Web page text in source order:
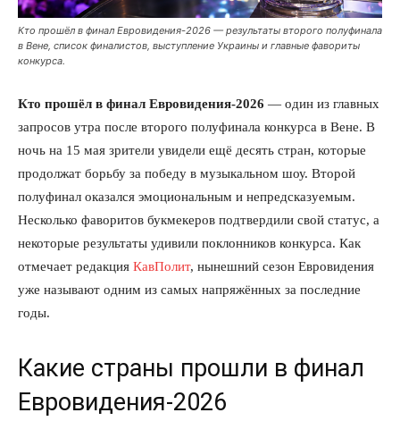
Кто прошёл в финал Евровидения-2026 — результаты второго полуфинала
в Вене, список финалистов, выступление Украины и главные фавориты
конкурса.
Кто прошёл в финал Евровидения-2026 — один из главных
запросов утра после второго полуфинала конкурса в Вене. В
ночь на 15 мая зрители увидели ещё десять стран, которые
продолжат борьбу за победу в музыкальном шоу. Второй
полуфинал оказался эмоциональным и непредсказуемым.
Несколько фаворитов букмекеров подтвердили свой статус, а
некоторые результаты удивили поклонников конкурса. Как
отмечает редакция КавПолит, нынешний сезон Евровидения
уже называют одним из самых напряжённых за последние
годы.
Какие страны прошли в финал
Евровидения-2026